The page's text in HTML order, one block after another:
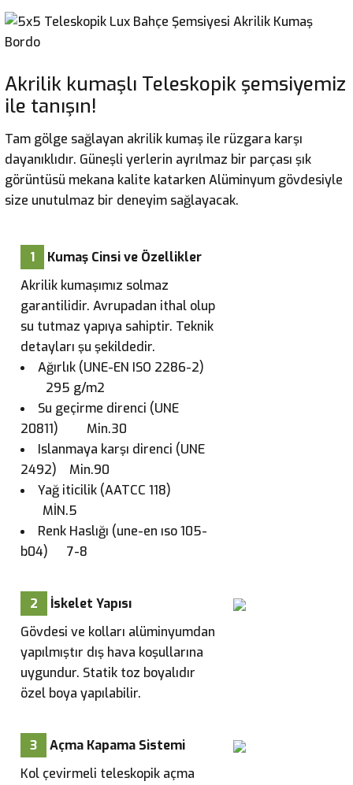
Akrilik kumaşlı Teleskopik şemsiyemiz
ile tanışın!
Tam gölge sağlayan akrilik kumaş ile rüzgara karşı
dayanıklıdır. Güneşli yerlerin ayrılmaz bir parçası şık
görüntüsü mekana kalite katarken Alüminyum gövdesiyle
size unutulmaz bir deneyim sağlayacak.
1
Kumaş Cinsi ve Özellikler
Akrilik kumaşımız solmaz
garantilidir. Avrupadan ithal olup
su tutmaz yapıya sahiptir. Teknik
detayları şu şekildedir.
Ağırlık (UNE-EN ISO 2286-2)
295 g/m2
Su geçirme direnci (UNE
20811) Min.30
Islanmaya karşı direnci (UNE
2492) Min.90
Yağ iticilik (AATCC 118)
MİN.5
Renk Haslığı (une-en ıso 105-
b04) 7-8
2
İskelet Yapısı
Gövdesi ve kolları alüminyumdan
yapılmıştır dış hava koşullarına
uygundur. Statik toz boyalıdır
özel boya yapılabilir.
3
Açma Kapama Sistemi
Kol çevirmeli teleskopik açma